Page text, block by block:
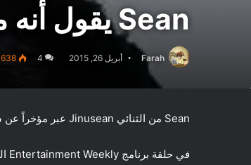
Sean يقول أنه مستعد للتخلي عن حياته من أجل زوجته
Farah أبريل 26, 2015 4
638
Sean من الثنائي Jinusean عبر مؤخراً عن شدة حبه لزوجته, الممثلة Jung Hye Young.